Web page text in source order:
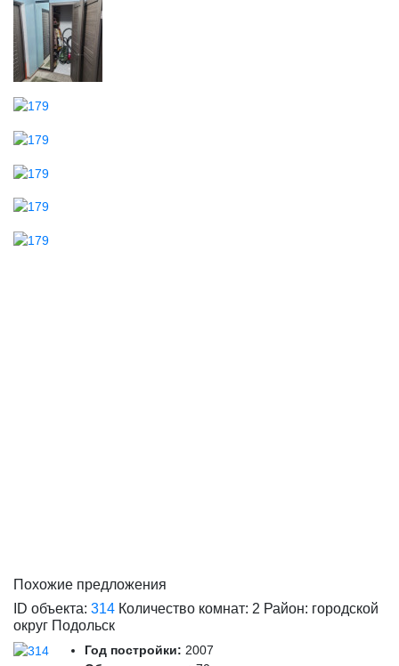
Похожие предложения
ID объекта: 314 Количество комнат: 2 Район: городской
округ Подольск
Год постройки: 2007